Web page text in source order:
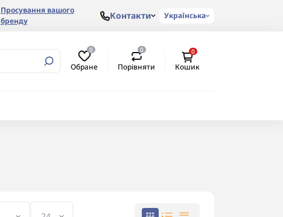
Просування вашого
бренду
Контакти Українська
0
Обране
0
Порівняти
0
Кошик